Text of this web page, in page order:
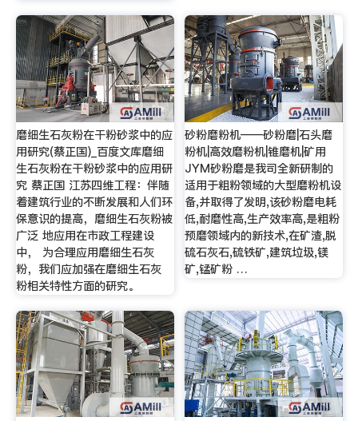
磨细生石灰粉在干粉砂浆中的应
用研究(蔡正国)_百度文库磨细
生石灰粉在干粉砂浆中的应用研
究 蔡正国 江苏四维工程：伴随
着建筑行业的不断发展和人们环
保意识的提高，磨细生石灰粉被
广泛 地应用在市政工程建设
中， 为合理应用磨细生石灰
粉，我们应加强在磨细生石灰
粉相关特性方面的研究。
砂粉磨粉机——砂粉磨|石头磨
粉机|高效磨粉机|锥磨机|矿用
JYM砂粉磨是我司全新研制的
适用于粗粉领域的大型磨粉机设
备,并取得了发明,该砂粉磨电耗
低,耐磨性高,生产效率高,是粗粉
预磨领域内的新技术,在矿渣,脱
硫石灰石,硫铁矿,建筑垃圾,镁
矿,锰矿粉 …